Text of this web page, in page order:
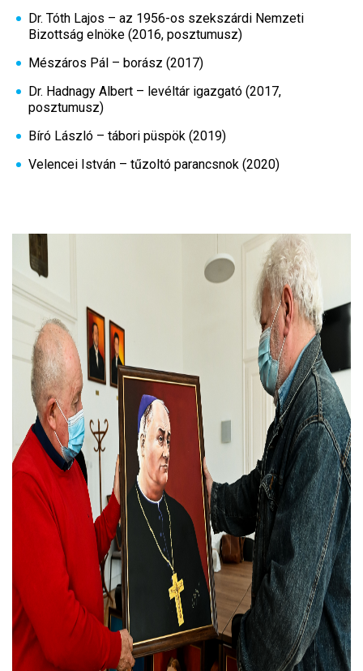
Dr. Tóth Lajos – az 1956-os szekszárdi Nemzeti
Bizottság elnöke (2016, posztumusz)
Mészáros Pál – borász (2017)
Dr. Hadnagy Albert – levéltár igazgató (2017,
posztumusz)
Bíró László – tábori püspök (2019)
Velencei István – tűzoltó parancsnok (2020)